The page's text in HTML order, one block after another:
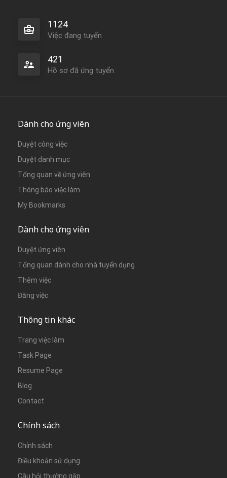
1124
Việc đang tuyển
421
Hồ sơ đã ứng tuyển
Dành cho ứng viên
Duyệt công việc
Duyệt danh mục
Tổng quan về ứng viên
Thông báo việc làm
My Bookmarks
Dành cho ứng viên
Duyệt ứng viên
Tổng quan dành cho nhà tuyển dụng
Thêm việc
Đăng việc
Thông tin khác
Trang việc làm
Task Page
Resume Page
Blog
Contact
Chính sách
Chính sách
Điều khoản sử dụng
Câu hỏi thường gặp